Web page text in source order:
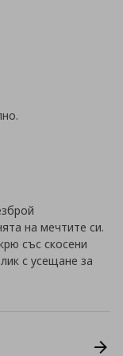
на мечтите си.
със скосени
с усещане за